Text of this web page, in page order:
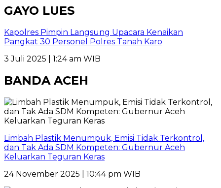
GAYO LUES
Kapolres Pimpin Langsung Upacara Kenaikan
Pangkat 30 Personel Polres Tanah Karo
3 Juli 2025 | 1:24 am WIB
BANDA ACEH
Limbah Plastik Menumpuk, Emisi Tidak Terkontrol,
dan Tak Ada SDM Kompeten: Gubernur Aceh
Keluarkan Teguran Keras
24 November 2025 | 10:44 pm WIB